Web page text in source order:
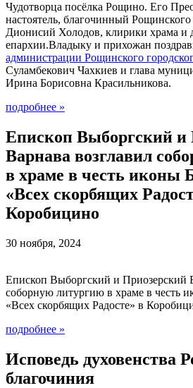
Чудотворца посёлка Рощино. Его
настоятель, благочинный Рощинского
Дионисий Холодов, клирики храма и
епархии.Владыку и прихожан
администрации Рощинского
Суламбекович Чахкиев и глава
Ирина Борисовна Красильникова.
подробнее »
Епископ Выборгский и
Варнава возглавил
в храме в честь иконы
«Всех скорбящих
Коробицино
30 ноября, 2024
Епископ Выборгский и Приозерский
соборную литургию в храме в честь
«Всех скорбящих Радосте» в
подробнее »
Исповедь духовенства
благочиния